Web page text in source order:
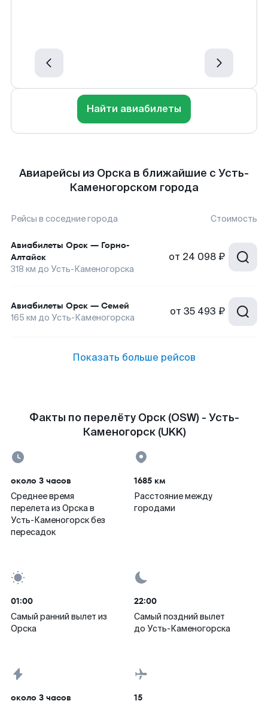
Найти авиабилеты
Авиарейсы из Орска в ближайшие с Усть-
Каменогорском города
Рейсы в соседние города Стоимость
Авиабилеты Орск — Горно-
Алтайск
318 км до Усть-Каменогорска
от 24 098 ₽
Авиабилеты Орск — Семей
165 км до Усть-Каменогорска от 35 493 ₽
Показать больше рейсов
Факты по перелёту Орск (OSW) - Усть-
Каменогорск (UKK)
около 3 часов
Среднее время
перелета из Орска в
Усть-Каменогорск без
пересадок
1685 км
Расстояние между
городами
01:00
Самый ранний вылет из
Орска
22:00
Самый поздний вылет
до Усть-Каменогорска
около 3 часов 15